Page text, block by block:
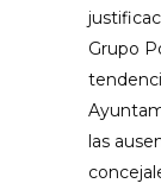
Grupo
las